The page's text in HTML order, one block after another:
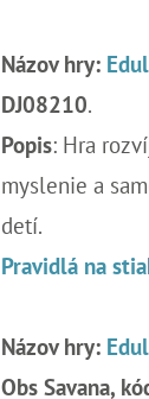
Názov hry:
DJ08210.
Popis: Hra
myslenie a
detí.
Pravidlá na
Názov hry:
Obs Savana,